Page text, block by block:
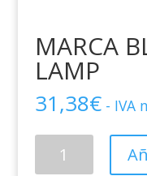
MARCA
LAMP
31,38€ - IVA
BLANCA